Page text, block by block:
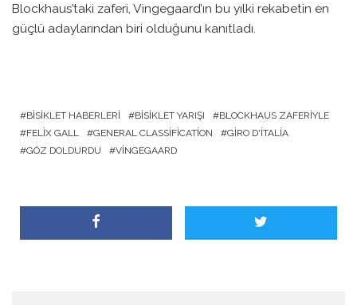
Blockhaus’taki zaferi, Vingegaard’ın bu yılki rekabetin en
güçlü adaylarından biri olduğunu kanıtladı.
BISIKLET HABERLERI BISIKLET YARIŞI
BLOCKHAUS ZAFERIYLE
FELIX GALL
GENERAL CLASSIFICATION
GIRO D'ITALIA
GÖZ DOLDURDU
VINGEGAARD